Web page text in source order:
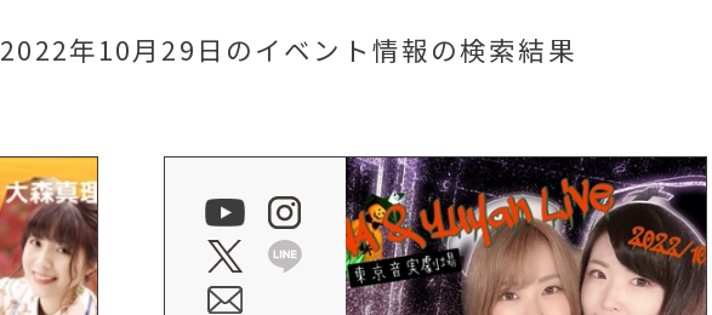
2022年10月29日のイベント情報の検索結果